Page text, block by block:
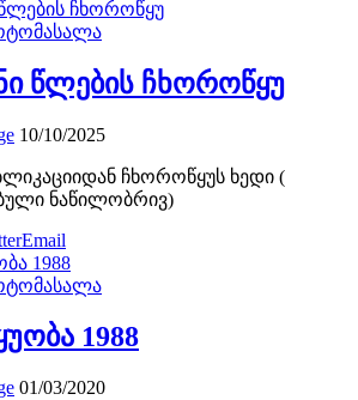
წლების ჩხოროწყუ
10/10/2025
ჩხოროწყუს ხედი (
ნაწილობრივ)
Email
1988
01/03/2020